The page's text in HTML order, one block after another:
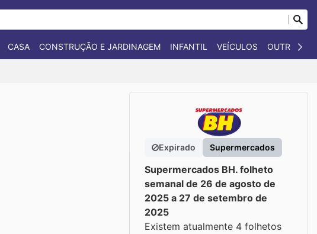
CASA CONSTRUÇÃO E JARDINAGEM INFANTIL VEÍCULOS OUTROS
Expirado Supermercados
Supermercados BH. folheto
semanal de 26 de agosto de
2025 a 27 de setembro de
2025
Existem atualmente 4 folhetos